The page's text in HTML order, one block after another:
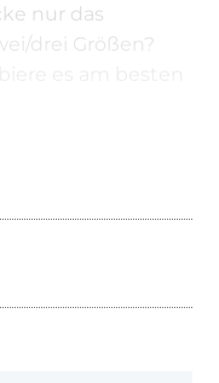
nur das
drei Größen?
Für evtl. Fehler
© Carolin